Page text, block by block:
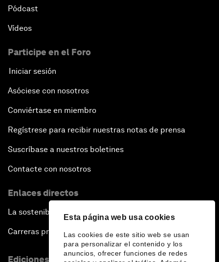
Esta página web usa cookies
Las cookies de este sitio web se usan
para personalizar el contenido y los
anuncios, ofrecer funciones de redes
Pódcast
Vídeos
Participe en el Foro
Iniciar sesión
Asóciese con nosotros
Conviértase en miembro
Regístrese para recibir nuestras notas de prensa
Suscríbase a nuestros boletines
Contacte con nosotros
Enlaces directos
La sostenibilidad en el Foro
Carreras profesionales
Ediciones en otros idiomas